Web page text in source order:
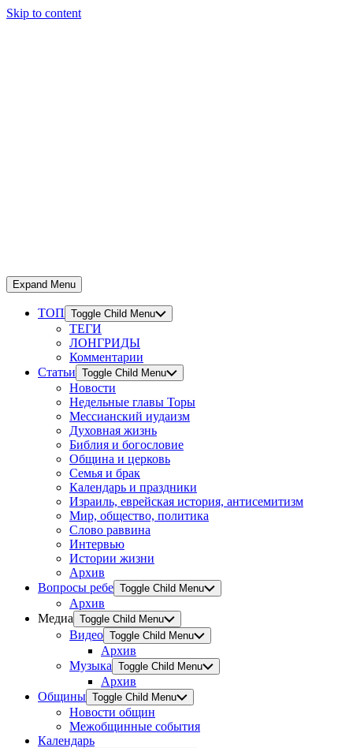
Skip to content
Expand Menu
ТОП Toggle Child Menu
ТЕГИ
ЛОНГРИДЫ
Комментарии
Статьи Toggle Child Menu
Новости
Недельные главы Торы
Мессианский иудаизм
Духовная жизнь
Библия и богословие
Община и церковь
Семья и брак
Календарь и праздники
Израиль, еврейская история, антисемитизм
Мир, общество, политика
Слово раввина
Интервью
Истории жизни
Архив
Вопросы ребе Toggle Child Menu
Архив
Медиа Toggle Child Menu
Видео Toggle Child Menu
Архив
Музыка Toggle Child Menu
Архив
Общины Toggle Child Menu
Новости общин
Межобщинные события
Календарь